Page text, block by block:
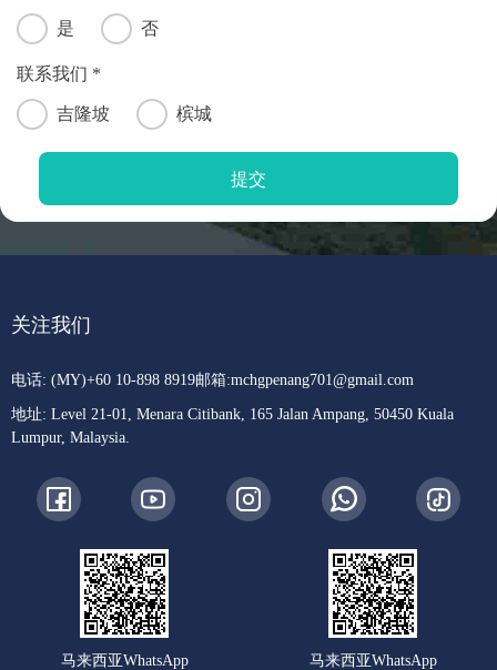
是 否
联系我们 *
吉隆坡 槟城
关注我们
电话: (MY)+60 10-898 8919邮箱:mchgpenang701@gmail.com
地址: Level 21-01, Menara Citibank, 165 Jalan Ampang, 50450 Kuala
Lumpur, Malaysia.
马来西亚WhatsApp
马来西亚WhatsApp